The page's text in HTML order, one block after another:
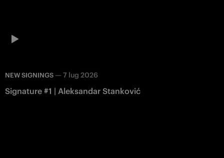
NEW SIGNINGS — 7 lug 2026
Signature #1 | Aleksandar Stanković